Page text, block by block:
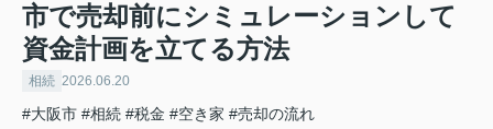
市で売却前にシミュレーションして
資金計画を立てる方法
相続 2026.06.20
#大阪市 #相続 #税金 #空き家 #売却の流れ